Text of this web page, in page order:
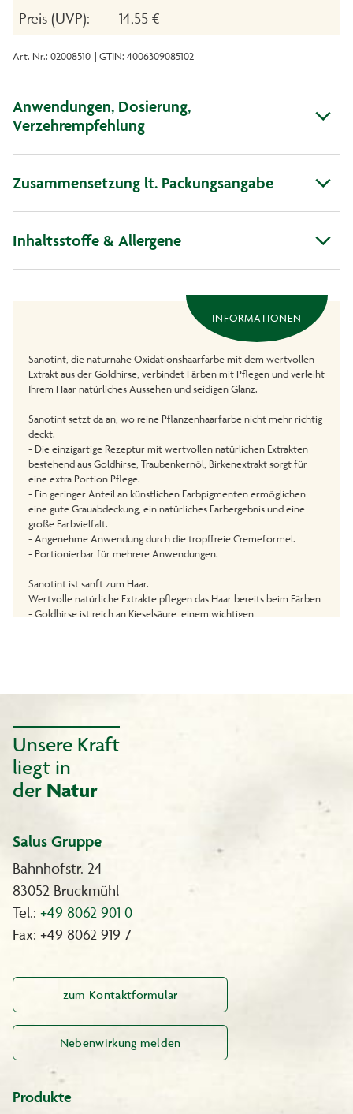
Preis (UVP):
14,55 €
Art. Nr.: 02008510 | GTIN: 4006309085102
Anwendungen, Dosierung,
Verzehrempfehlung
Zusammensetzung lt. Packungsangabe
Inhaltsstoffe & Allergene
INFORMATIONEN
Sanotint, die naturnahe Oxidationshaarfarbe mit dem wertvollen
Extrakt aus der Goldhirse, verbindet Färben mit Pflegen und verleiht
Ihrem Haar natürliches Aussehen und seidigen Glanz.
Sanotint setzt da an, wo reine Pflanzenhaarfarbe nicht mehr richtig
deckt.
- Die einzigartige Rezeptur mit wertvollen natürlichen Extrakten
bestehend aus Goldhirse, Traubenkernöl, Birkenextrakt sorgt für
eine extra Portion Pflege.
- Ein geringer Anteil an künstlichen Farbpigmenten ermöglichen
eine gute Grauabdeckung, ein natürliches Farbergebnis und eine
große Farbvielfalt.
- Angenehme Anwendung durch die tropffreie Cremeformel.
- Portionierbar für mehrere Anwendungen.
Sanotint ist sanft zum Haar.
Wertvolle natürliche Extrakte pflegen das Haar bereits beim Färben
- Goldhirse ist reich an Kieselsäure, einem wichtigen
1 Tube Colorationscreme 55 ml
1 Flasche Entwickleremulsion 55 ml
1 Flasche Revitalisierungsbalsam 15 ml
1 Paar Handschuhe
1 Gebrauchsanweisung
Wir beraten Sie gerne, Sanotint-Beratungstelefon: 0180 - 2403600
(0,06 € pro Anruf, Mobilfunk ggf. abweichend).
Oder Sie schreiben uns eine E-Mail: sanotint@wschoenenberger.de
Unsere Kraft
liegt in
der Natur
Salus Gruppe
Bahnhofstr. 24
83052 Bruckmühl
Tel.: +49 8062 901 0
Fax: +49 8062 919 7
zum Kontaktformular
Nebenwirkung melden
Produkte